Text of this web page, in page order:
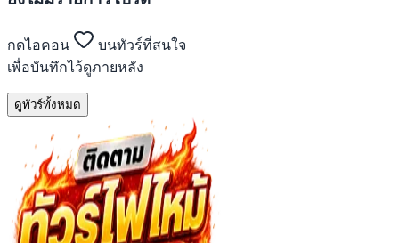
กดไอคอน
บนทัวร์ที่สนใจ
เพื่อบันทึกไว้ดูภายหลัง
ดูทัวร์ทั้งหมด